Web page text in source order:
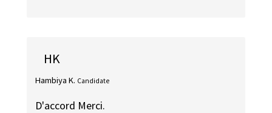
HK
Hambiya K. Candidate
D'accord Merci.